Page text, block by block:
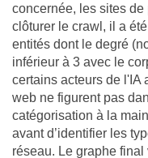
concernée, les sites
clôturer le crawl, il a
entités dont le degré
inférieur à 3 avec le
certains acteurs de l'IA
web ne figurent pas
catégorisation à la
avant d’identifier les
réseau. Le graphe